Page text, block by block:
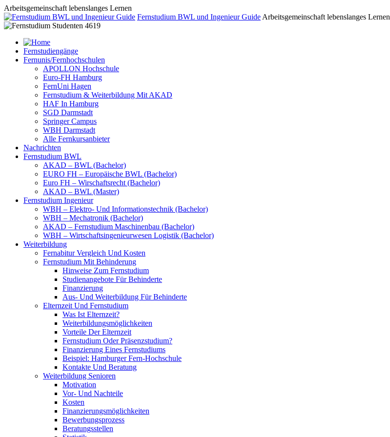
Arbeitsgemeinschaft lebenslanges Lernen
Fernstudium BWL und Ingenieur Guide Arbeitsgemeinschaft lebenslanges Lernen
Fernstudiengänge
Fernunis/Fernhochschulen
APOLLON Hochschule
Euro-FH Hamburg
FernUni Hagen
Fernstudium & Weiterbildung Mit AKAD
HAF In Hamburg
SGD Darmstadt
Springer Campus
WBH Darmstadt
Alle Fernkursanbieter
Nachrichten
Fernstudium BWL
AKAD – BWL (Bachelor)
EURO FH – Europäische BWL (Bachelor)
Euro FH – Wirschaftsrecht (Bachelor)
AKAD – BWL (Master)
Fernstudium Ingenieur
WBH – Elektro- Und Informationstechnik (Bachelor)
WBH – Mechatronik (Bachelor)
AKAD – Fernstudium Maschinenbau (Bachelor)
WBH – Wirtschaftsingenieurwesen Logistik (Bachelor)
Weiterbildung
Fernabitur Vergleich Und Kosten
Fernstudium Mit Behinderung
Hinweise Zum Fernstudium
Studienangebote Für Behinderte
Finanzierung
Aus- Und Weiterbildung Für Behinderte
Elternzeit Und Fernstudium
Was Ist Elternzeit?
Weiterbildungsmöglichkeiten
Vorteile Der Elternzeit
Fernstudium Oder Präsenzstudium?
Finanzierung Eines Fernstudiums
Beispiel: Hamburger Fern-Hochschule
Kontakte Und Beratung
Weiterbildung Senioren
Motivation
Vor- Und Nachteile
Kosten
Finanzierungsmöglichkeiten
Bewerbungsprozess
Beratungsstellen